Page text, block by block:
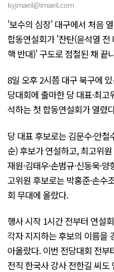
kyjmaeil@imaeil.com
'보수의 심장' 대구에서 처음
합동연설회가 '찬탄(윤석열
핵 반대)' 구도로 점철된 채 끝
8일 오후 2시쯤 대구 북구에
당대회에 출마한 당 대표·최
석하는 첫 합동연설회가 열렸
당 대표 후보로는 김문수·안철
순) 후보가 연설하고, 최고위
재원·김태우·손범규·신동욱·
고위원 후보로는 박홍준·손수
회 무대에 올랐다.
행사 시작 1시간 전부터 연설
각자 지지하는 후보의 이름을
아올랐다. 이번 전당대회 전
전직 한국사 강사 전한길 씨